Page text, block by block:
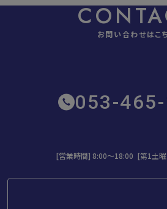
お問い合わせはこ
053-
[営業時間] 8:00～18:00 [第1土